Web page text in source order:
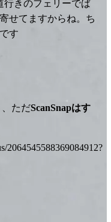
行きのフェリーでば
せてますからね。ち
す
ただScanSnapはす
2064545588369084912?